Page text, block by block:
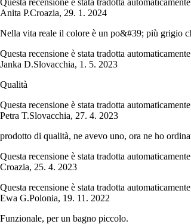
Anita P.Croazia, 29. 1. 2024
Nella vita reale il colore è un po&#39; più grigio
Questa recensione è stata tradotta
Janka D.Slovacchia, 1. 5. 2023
Qualità
Questa recensione è stata tradotta
Petra T.Slovacchia, 27. 4. 2023
prodotto di qualità, ne avevo uno, ora ne ho
Questa recensione è stata tradotta
Croazia, 25. 4. 2023
Questa recensione è stata tradotta
Ewa G.Polonia, 19. 11. 2022
Funzionale, per un bagno piccolo.